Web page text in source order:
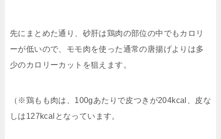
先にまとめた通り、砂肝は鶏肉の部位の中でもカロリ
ーが低いので、モモ肉を使った通常の唐揚げよりは多
少のカロリーカットを狙えます。
（※鶏もも肉は、100gあたりで皮つきが204kcal、皮な
しは127kcalとなっています。